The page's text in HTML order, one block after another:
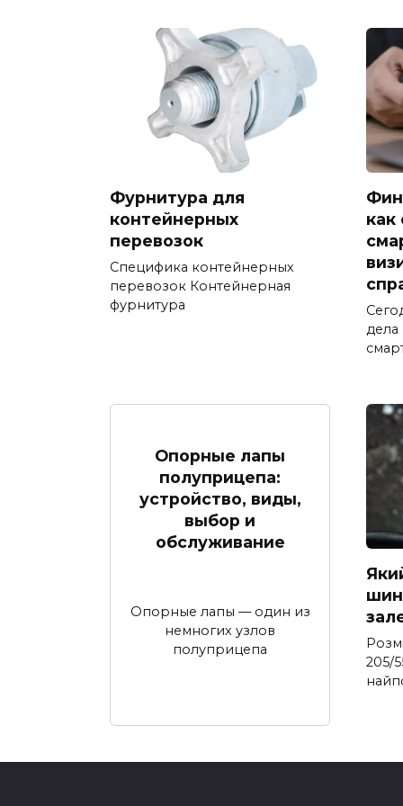
Фурнитура для
контейнерных
перевозок
Специфика контейнерных
перевозок Контейнерная
фурнитура
как
Опорные лапы
полуприцепа:
устройство, виды,
выбор и
обслуживание
Опорные лапы — один из
немногих узлов
полуприцепа
205/